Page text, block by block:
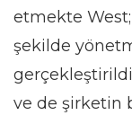
etmekte
şekilde
ve de şirketin